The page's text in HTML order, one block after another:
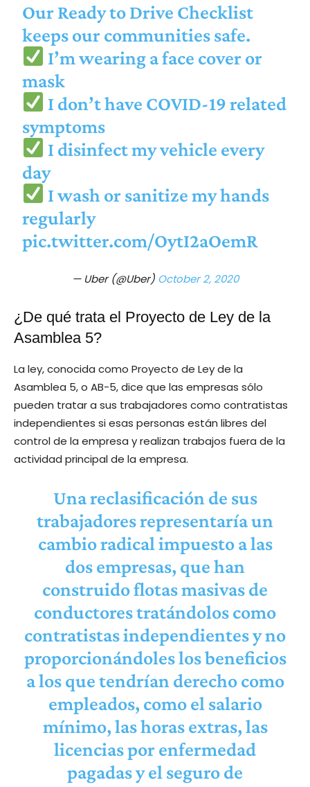
Our Ready to Drive Checklist
keeps our communities safe.
I’m wearing a face cover or
mask
I don’t have COVID-19 related
symptoms
I disinfect my vehicle every
day
I wash or sanitize my hands
regularly
pic.twitter.com/OytI2aOemR
— Uber (@Uber) October 2, 2020
¿De qué trata el Proyecto de Ley de la
Asamblea 5?
La ley, conocida como Proyecto de Ley de la
Asamblea 5, o AB-5, dice que las empresas sólo
pueden tratar a sus trabajadores como contratistas
independientes si esas personas están libres del
control de la empresa y realizan trabajos fuera de la
actividad principal de la empresa.
Una reclasificación de sus
trabajadores representaría un
cambio radical impuesto a las
dos empresas, que han
construido flotas masivas de
conductores tratándolos como
contratistas independientes y no
proporcionándoles los beneficios
a los que tendrían derecho como
empleados, como el salario
mínimo, las horas extras, las
licencias por enfermedad
pagadas y el seguro de